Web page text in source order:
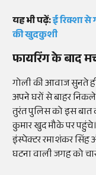
यह भी पढ़ें:ई रिक्शा से
की खुदकुशी
फायरिंग के बाद
गोली की आवाज सुनते
अपने घरों से बाहर
तुरंत पुलिस को इस बात
कुमार खुद मौके पर
इंस्पेक्टर रमाशंकर सिंह
घटना वाली जगह को